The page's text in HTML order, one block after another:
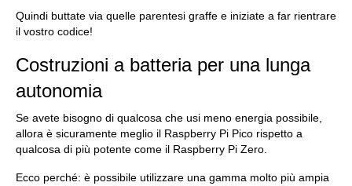
Quindi buttate via quelle parentesi graffe e iniziate a far rientrare
il vostro codice!
Costruzioni a batteria per una lunga
autonomia
Se avete bisogno di qualcosa che usi meno energia possibile,
allora è sicuramente meglio il Raspberry Pi Pico rispetto a
qualcosa di più potente come il Raspberry Pi Zero.
Ecco perché: è possibile utilizzare una gamma molto più ampia